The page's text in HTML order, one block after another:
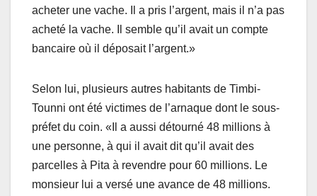
acheter une vache. Il a pris l’argent, mais il n’a pas
acheté la vache. Il semble qu’il avait un compte
bancaire où il déposait l’argent.»
Selon lui, plusieurs autres habitants de Timbi-
Tounni ont été victimes de l’arnaque dont le sous-
préfet du coin. «Il a aussi détourné 48 millions à
une personne, à qui il avait dit qu’il avait des
parcelles à Pita à revendre pour 60 millions. Le
monsieur lui a versé une avance de 48 millions.